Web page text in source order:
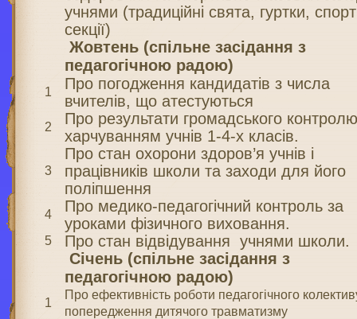
учнями (традиційні свята, гуртки,
секції)
Жовтень (спільне засідання з
педагогічною радою)
1
Про погодження кандидатів з числа
вчителів, що атестуються
2
Про результати громадського
харчуванням учнів 1-4-х класів.
3
Про стан охорони здоров’я учнів і
працівників школи та заходи для його
поліпшення
4
Про медико-педагогічний контроль за
уроками фізичного виховання.
5
Про стан відвідування учнями школи.
Січень (спільне засідання з
педагогічною радою)
1
Про ефективність роботи педагогічного
попередження дитячого травматизму